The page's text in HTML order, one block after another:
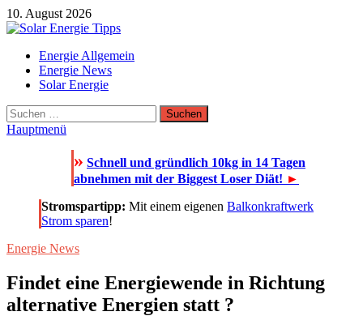
Zum
Inhalt
10. August 2026
Solar Energie Tipps
Solar Energie und Photovoltaik Informationen und Tipps
Energie Allgemein
Energie News
Solar Energie
Suchen
nach:
Hauptmenü
» Schnell und gründlich 10kg in 14 Tagen
abnehmen mit der Biggest Loser Diät! ►
Stromspartipp: Mit einem eigenen Balkonkraftwerk
Strom sparen!
Energie News
Findet eine Energiewende in Richtung
alternative Energien statt ?